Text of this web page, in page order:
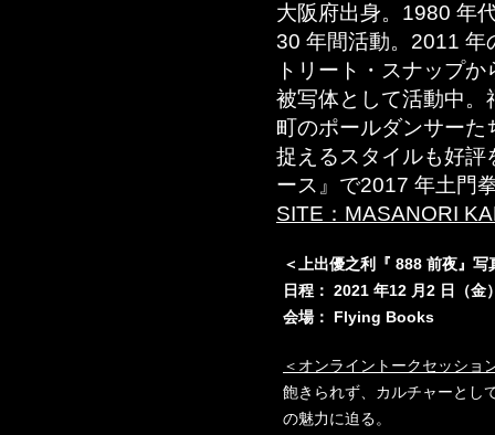
大阪府出身。1980 年
30 年間活動。2011 年
トリート・スナップ
被写体として活動中。
町のポールダンサー
捉えるスタイルも好評
ース』で2017 年土門
SITE：MASANORI
＜上出優之利『 888 前夜』写
日程： 2021 年12 月2 日（金
会場： Flying Books
＜オンライントークセッショ
飽きられず、カルチャーとし
の魅力に迫る。